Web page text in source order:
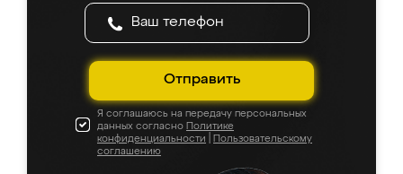
Отправить
Я соглашаюсь на передачу персональных
данных согласно Политике
конфиденциальности
Пользовательскому
соглашению